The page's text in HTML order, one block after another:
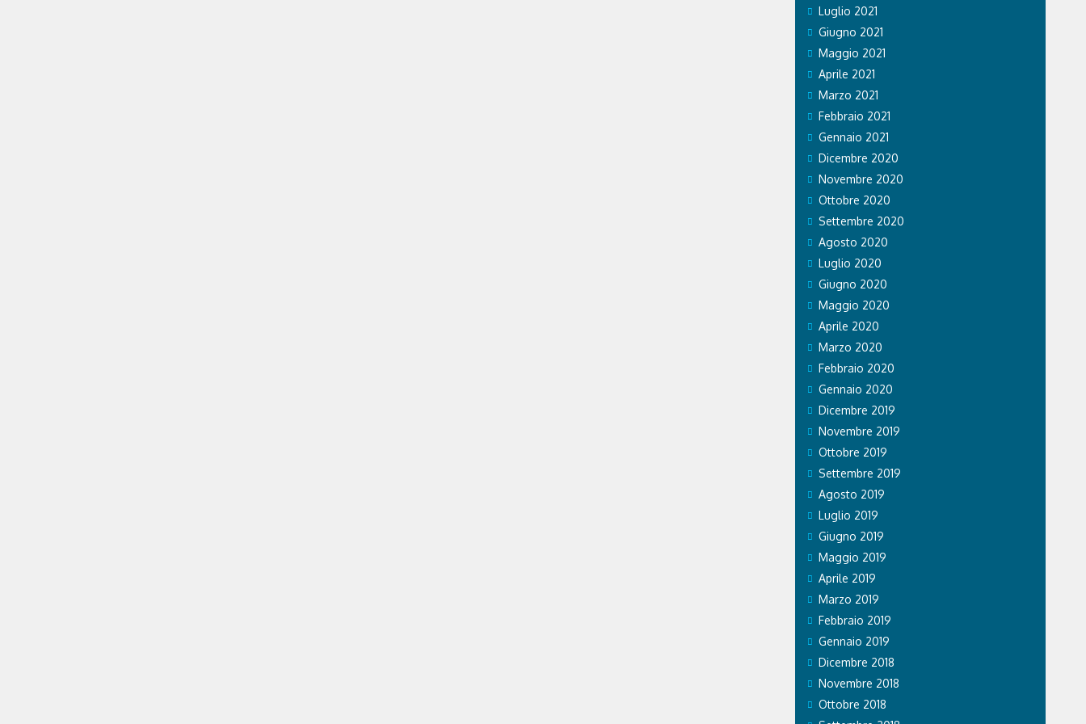
Luglio 2021
Giugno 2021
Maggio 2021
Aprile 2021
Marzo 2021
Febbraio 2021
Gennaio 2021
Dicembre 2020
Novembre 2020
Ottobre 2020
Settembre 2020
Agosto 2020
Luglio 2020
Giugno 2020
Maggio 2020
Aprile 2020
Marzo 2020
Febbraio 2020
Gennaio 2020
Dicembre 2019
Novembre 2019
Ottobre 2019
Settembre 2019
Agosto 2019
Luglio 2019
Giugno 2019
Maggio 2019
Aprile 2019
Marzo 2019
Febbraio 2019
Gennaio 2019
Dicembre 2018
Novembre 2018
Ottobre 2018